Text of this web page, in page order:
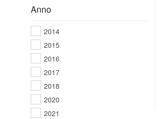
Anno
2014
2015
2016
2017
2018
2020
2021